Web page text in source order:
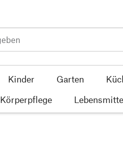
Kinder Garten
Körperpflege